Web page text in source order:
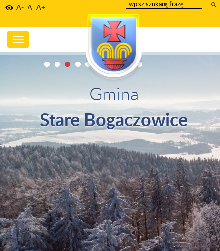
A- A A+
wpisz
szukany
tekst
Toggle
navigation
Gmina
Stare Bogaczowice